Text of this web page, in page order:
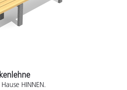
HINNEN.